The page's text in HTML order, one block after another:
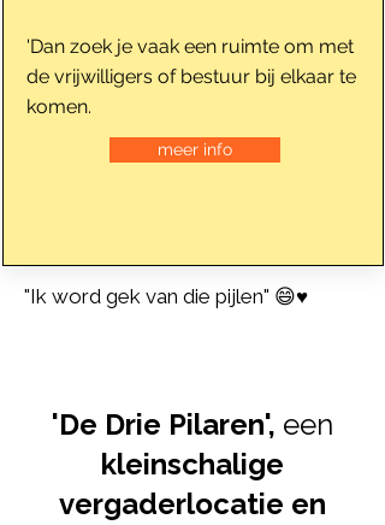
'Dan zoek je vaak een ruimte om met
de vrijwilligers of bestuur bij elkaar te
komen.
meer info
"Ik word gek van die pijlen" 😄♥️
'De Drie Pilaren', een
kleinschalige
vergaderlocatie en